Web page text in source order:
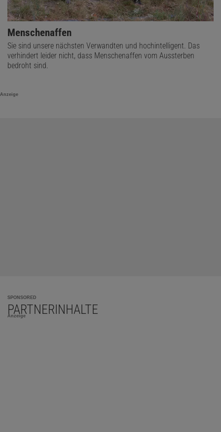
Menschenaffen
Sie sind unsere nächsten Verwandten und hochintelligent. Das
verhindert leider nicht, dass Menschenaffen vom Aussterben
bedroht sind.
Anzeige
SPONSORED
PARTNERINHALTE
Anzeige